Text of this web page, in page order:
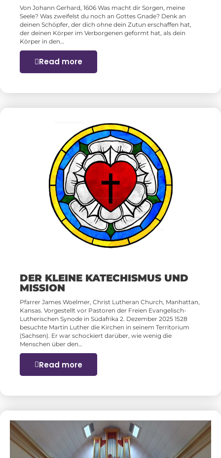
Von Johann Gerhard, 1606 Was macht dir Sorgen, meine
Seele? Was zweifelst du noch an Gottes Gnade? Denk an
deinen Schöpfer, der dich ohne dein Zutun erschaffen hat,
der deinen Körper im Verborgenen geformt hat, als dein
Körper in den…
Read more
DER KLEINE KATECHISMUS UND
MISSION
Pfarrer James Woelmer, Christ Lutheran Church, Manhattan,
Kansas. Vorgestellt vor Pastoren der Freien Evangelisch-
Lutherischen Synode in Südafrika 2. Dezember 2025 1528
besuchte Martin Luther die Kirchen in seinem Territorium
(Sachsen). Er war schockiert darüber, wie wenig die
Menschen über den…
Read more